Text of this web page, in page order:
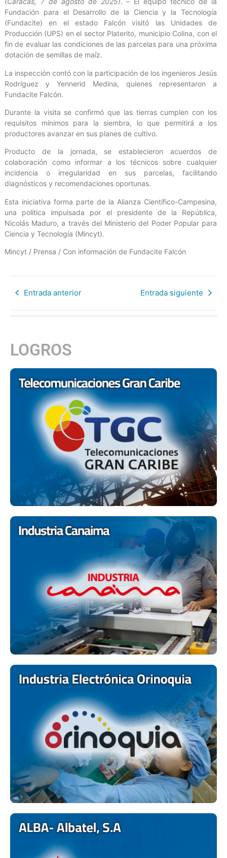
Fundación para el Desarrollo de la Ciencia y la Tecnología
(Fundacite) en el estado Falcón visitó las Unidades de
Producción (UPS) en el sector Platerito, municipio Colina, con el
fin de evaluar las condiciones de las parcelas para una próxima
dotación de semillas de maíz.
La inspección contó con la participación de los ingenieros Jesús
Rodríguez y Yennerid Medina, quienes representaron a
Fundacite Falcón.
Durante la visita se confirmó que las tierras cumplen con los
requisitos mínimos para la siembra, lo que permitirá a los
productores avanzar en sus planes de cultivo.
Producto de la jornada, se establecieron acuerdos de
colaboración como informar a los técnicos sobre cualquier
incidencia o irregularidad en sus parcelas, facilitando
diagnósticos y recomendaciones oportunas.
Esta iniciativa forma parte de la Alianza Científico-Campesina,
una política impulsada por el presidente de la República,
Nicolás Maduro, a través del Ministerio del Poder Popular para
Ciencia y Tecnología (Mincyt).
Mincyt / Prensa / Con información de Fundacite Falcón
Entrada anterior Entrada siguiente
LOGROS